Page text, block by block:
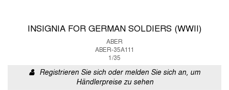
INSIGNIA FOR GERMAN SOLDIERS (WWII)
ABER
ABER-35A111
1/35
Registrieren Sie sich oder melden Sie sich an, um
Händlerpreise zu sehen